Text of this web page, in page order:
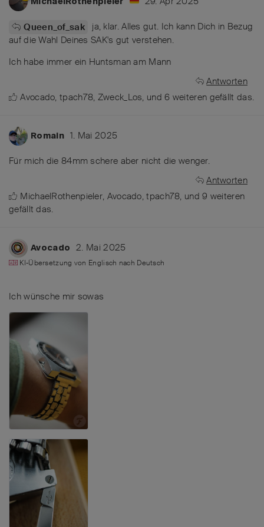
Queen_of_sak
ja, klar. Alles gut. Ich kann Dich in Bezug
auf die Wahl Deines SAK's gut verstehen.
Ich habe immer ein Huntsman am Mann
Antworten
Avocado,tpach78, Zweck_Los, und6 weiteren gefällt das.
Romain 1. Mai 2025
Für mich die 84mm schere aber nicht die wenger.
Antworten
MichaelRothenpieler, Avocado,tpach78, und9 weiteren
gefällt das.
Avocado 2. Mai 2025
KI-Übersetzung von Englisch nach Deutsch
Ich wünsche mir sowas